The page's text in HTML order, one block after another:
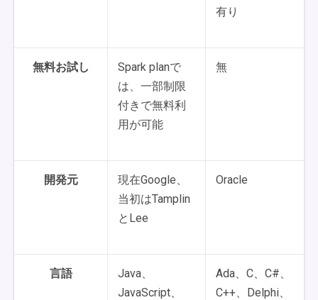
有り
無料お試し
Spark planで
は、一部制限
付きで無料利
用が可能
無
開発元
現在Google、
当初はTamplin
とLee
Oracle
言語
Java、
JavaScript、
Ada、C、C#、
C++、Delphi、